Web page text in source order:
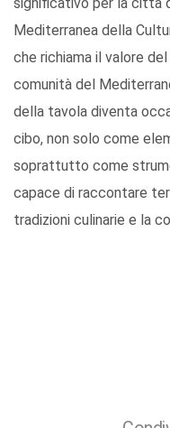
Mediterranea della
che richiama il valore
comunità del
della tavola diventa
cibo, non solo come
soprattutto come
capace di raccontare
tradizioni culinarie e la